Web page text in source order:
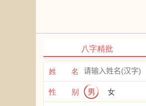
八字精批
姓 名
性 别
男
女